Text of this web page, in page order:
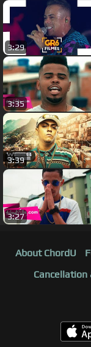
3:29
3:35
3:39
3:27
About ChordU
Cancellation